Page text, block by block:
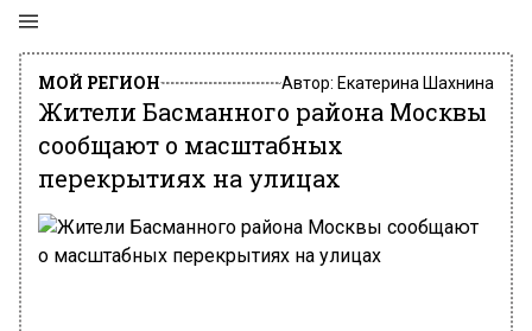
МОЙ РЕГИОН Автор: Екатерина Шахнина
Жители Басманного района Москвы
сообщают о масштабных
перекрытиях на улицах